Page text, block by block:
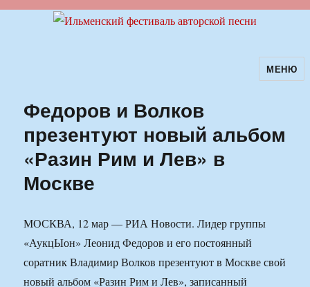
Ильменский фестиваль авторскойМЕНЮ
Федоров и Волков
презентуют новый альбом
«Разин Рим и Лев» в
Москве
МОСКВА, 12 мар — РИА Новости. Лидер группы
«АукцЫон» Леонид Федоров и его постоянный
соратник Владимир Волков презентуют в Москве свой
новый альбом «Разин Рим и Лев», записанный